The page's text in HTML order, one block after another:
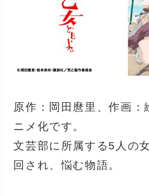
原作：岡田麿里、作画：
ニメ化です。
文芸部に所属する5人の
回され、悩む物語。